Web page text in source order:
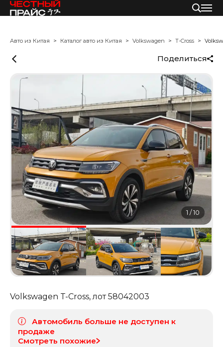
Авто из Китая Каталог авто из Китая Volkswagen T-Cross
Поделиться
1 /10
Volkswagen T-Cross, лот58042003
Автомобиль больше не доступен к
продаже
Смотреть похожие